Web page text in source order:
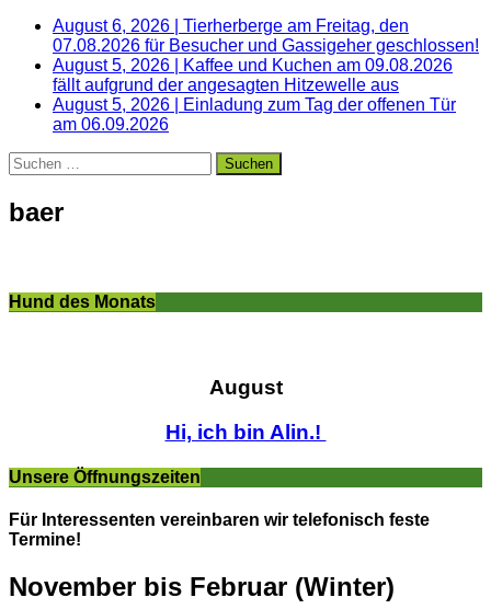
August 6, 2026
Tierherberge am Freitag, den
07.08.2026 für Besucher und Gassigeher geschlossen!
August 5, 2026
Kaffee und Kuchen am 09.08.2026
fällt aufgrund der angesagten Hitzewelle aus
August 5, 2026
Einladung zum Tag der offenen Tür
am 06.09.2026
Suchen
nach:
baer
Hund des Monats
August
Hi, ich bin Alin.!
Unsere Öffnungszeiten
Für Interessenten vereinbaren wir telefonisch feste
Termine!
November bis Februar (Winter)